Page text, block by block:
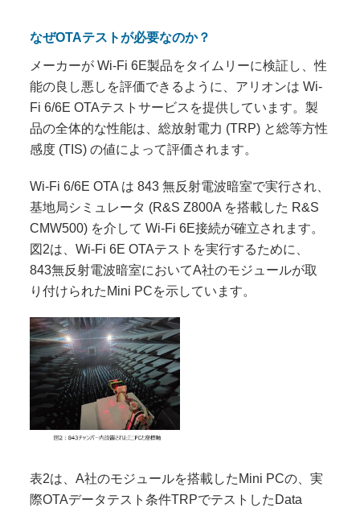
なぜOTAテストが必要なのか？
メーカーが Wi-Fi 6E製品をタイムリーに検証し、性
能の良し悪しを評価できるように、アリオンは Wi-
Fi 6/6E OTAテストサービスを提供しています。製
品の全体的な性能は、総放射電力 (TRP) と総等方性
感度 (TIS) の値によって評価されます。
Wi-Fi 6/6E OTA は 843 無反射電波暗室で実行され、
基地局シミュレータ (R&S Z800A を搭載した R&S
CMW500) を介して Wi-Fi 6E接続が確立されます。
図2は、Wi-Fi 6E OTAテストを実行するために、
843無反射電波暗室においてA社のモジュールが取
り付けられたMini PCを示しています。
表2は、A社のモジュールを搭載したMini PCの、実
際OTAデータテスト条件TRPでテストしたData